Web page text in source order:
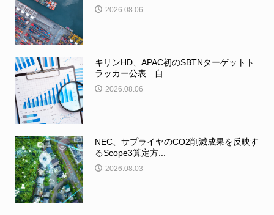
2026.08.06
キリンHD、APAC初のSBTNターゲットト
ラッカー公表 自...
2026.08.06
NEC、サプライヤのCO2削減成果を反映す
るScope3算定方...
2026.08.03